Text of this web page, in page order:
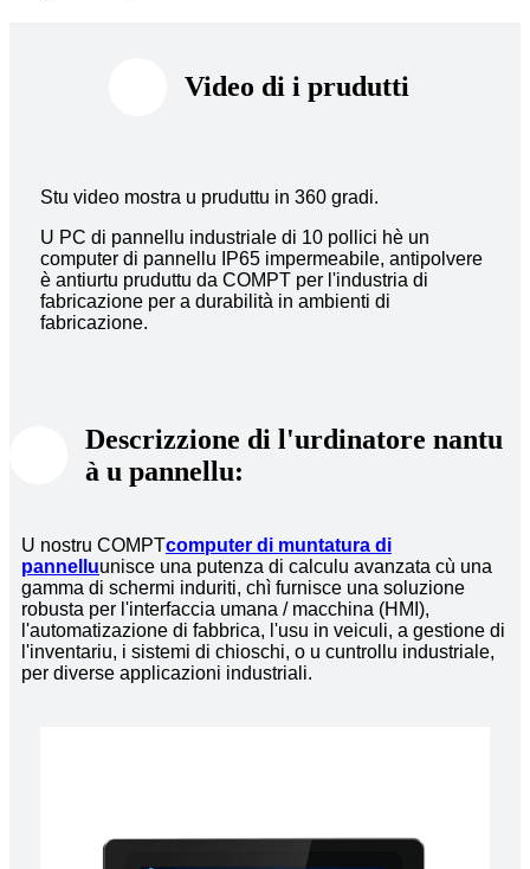
Video di i prudutti
Stu video mostra u pruduttu in 360 gradi.
U PC di pannellu industriale di 10 pollici hè un
computer di pannellu IP65 impermeabile, antipolvere
è antiurtu pruduttu da COMPT per l'industria di
fabricazione per a durabilità in ambienti di
fabricazione.
Descrizzione di l'urdinatore nantu
à u pannellu:
U nostru COMPTcomputer di muntatura di
pannelluunisce una putenza di calculu avanzata cù una
gamma di schermi induriti, chì furnisce una soluzione
robusta per l'interfaccia umana / macchina (HMI),
l'automatizazione di fabbrica, l'usu in veiculi, a gestione di
l'inventariu, i sistemi di chioschi, o u cuntrollu industriale,
per diverse applicazioni industriali.